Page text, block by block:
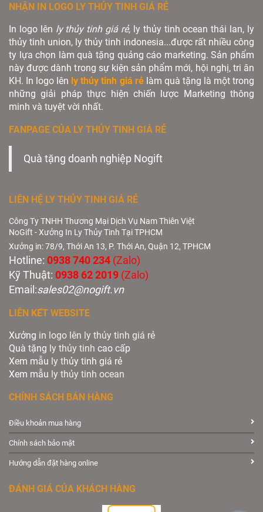
NHẬN IN LOGO LY THỦY TINH GIÁ RẺ
In logo lên ly thủy tinh giá rẻ, ly thủy tinh ocean thái lan, ly
thủy tinh union, ly thủy tinh indonesia...được rất nhiều công
ty lựa chọn làm quà tặng quảng cáo marketing. Sản phẩm
này được dành trong sự kiện sản phẩm mới, hội nghị, tri ân
KH. In logo lên ly thủy tinh giá rẻlàm quà tặng là một trong
những giải pháp thực hiện chiến lược Marketing thông
minh và tuyệt vời nhất.
FANPAGE CỦA LY THỦY TINH GIÁ RẺ
Quà tặng doanh nghiệp Nogift
LIÊN HỆ LY THỦY TINH GIÁ RẺ
Công Ty TNHH Thương Mại Dịch Vụ Nam Thiên Việt
NoGift - Xưởng In Ly Thủy Tinh Tại TPHCM
Xưởng in: 78/9, Thới An 13, P. Thới An, Quận 12, TPHCM
Hotline: 0938 740 234 (Zalo)
Kỹ Thuật: 0938 62 2019 (Zalo)
Email:sales02@nogift.vn
LIÊN KẾT WEBSITE
Xưởng in logo lên ly thủy tinh giá rẻ
Quà tặng ly thủy tinh cao cấp
Xem mẫu ly thủy tinh giá rẻ
Xem mẫu ly thủy tinh ocean
CHÍNH SÁCH BÁN HÀNG
Điều khoản mua hàng
Chính sách bảo mật
Hướng dẫn đặt hàng online
ĐÁNH GIÁ CỦA KHÁCH HÀNG